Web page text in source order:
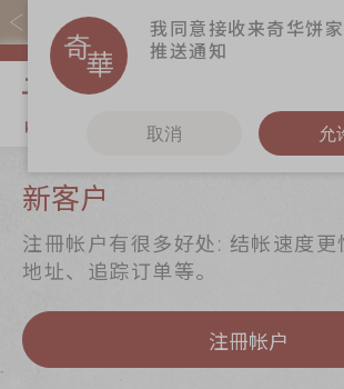
易赏钱会员凭推广码购买现货产品可赚
关于奇华
奇华传奇
最新推广
商务销售
奇华饼食
贺年食品
手信礼品
新客户
注冊帐户有很多好处: 结帐速度更
地址、追踪订单等。
注冊帐户
我同意接收来奇华饼
推送通知
取消 允